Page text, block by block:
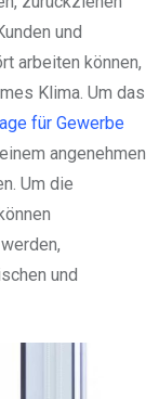
und
arbeiten können,
Klima. Um das
für Gewerbe
angenehmen
Um die
und